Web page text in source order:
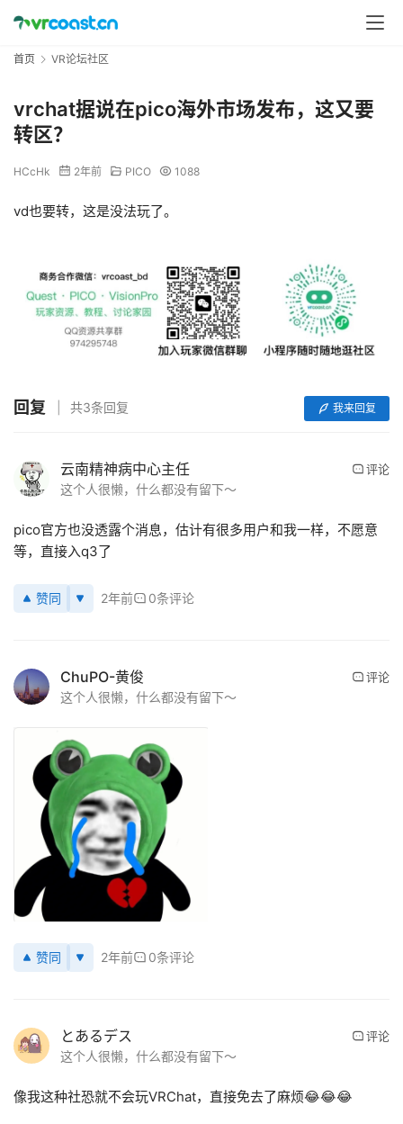
业
动
态
应
R
首页 VR论坛社区
vrchat据说在pico海外市场发布，这又要
转区？
HCcHk 2年前 PICO 1088
vd也要转，这是没法玩了。
回复 共3条回复 我来回复
云南精神病中心主任
这个人很懒，什么都没有留下～
评论
pico官方也没透露个消息，估计有很多用户和我一样，不愿意
等，直接入q3了
赞同 2年前 0条评论
ChuPO-黄俊
这个人很懒，什么都没有留下～
评论
赞同 2年前 0条评论
とあるデス
这个人很懒，什么都没有留下～
评论
像我这种社恐就不会玩VRChat，直接免去了麻烦😂😂😂